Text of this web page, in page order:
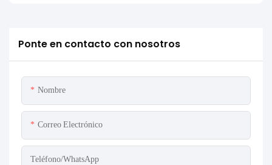
Ponte en contacto con nosotros
Nombre
Correo Electrónico
Teléfono/WhatsApp